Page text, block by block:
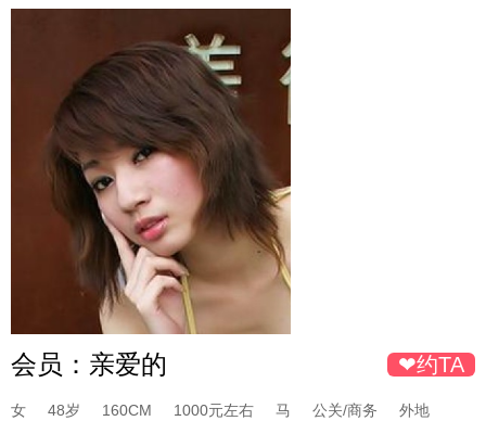
会员： 亲爱的 ❤约TA
女 48岁 160CM 1000元左右 马 公关/商务 外地